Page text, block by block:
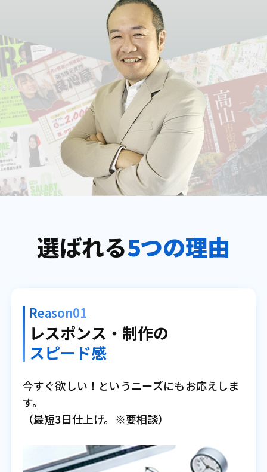
選ばれる5つの理由
Reason01
レスポンス・制作の
スピード感
今すぐ欲しい！というニーズにもお応えしま
す。
（最短3日仕上げ。※要相談）